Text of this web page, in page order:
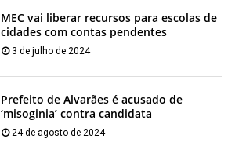
MEC vai liberar recursos para escolas de
cidades com contas pendentes
3 de julho de 2024
Prefeito de Alvarães é acusado de
‘misoginia’ contra candidata
24 de agosto de 2024